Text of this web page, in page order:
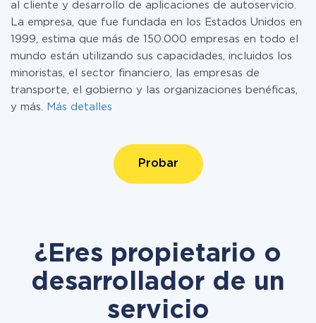
al cliente y desarrollo de aplicaciones de autoservicio.
La empresa, que fue fundada en los Estados Unidos en
1999, estima que más de 150.000 empresas en todo el
mundo están utilizando sus capacidades, incluidos los
minoristas, el sector financiero, las empresas de
transporte, el gobierno y las organizaciones benéficas,
y más.
Más detalles
Probar
¿Eres propietario o
desarrollador de un
servicio